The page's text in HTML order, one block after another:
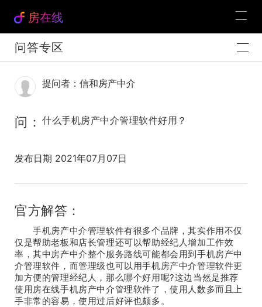
房在线
问答专区
提问者：信和房产中介
问： 什么手机房产中介管理软件好用？
发布日期 2021年07月07日
官方解答：
手机房产中介管理软件有很多个品牌，其实作用不仅
仅是帮助老板和店长管理还可以帮助经纪人增加工作效
率，其中房产中介整个服务路线可能都会用到手机房产中
介管理软件，而管理级也可以用手机房产中介管理软件更
加方便的管理经纪人，那么哪个好用呢?这边当然是推荐
使用房在线手机房产中介管理软件了，使用人数多而且上
手非常的容易，使用过后好评也颇多。